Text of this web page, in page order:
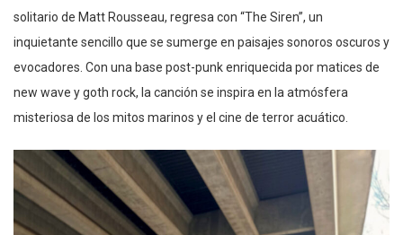
solitario de Matt Rousseau, regresa con “The Siren”, un
inquietante sencillo que se sumerge en paisajes sonoros oscuros y
evocadores. Con una base post-punk enriquecida por matices de
new wave y goth rock, la canción se inspira en la atmósfera
misteriosa de los mitos marinos y el cine de terror acuático.